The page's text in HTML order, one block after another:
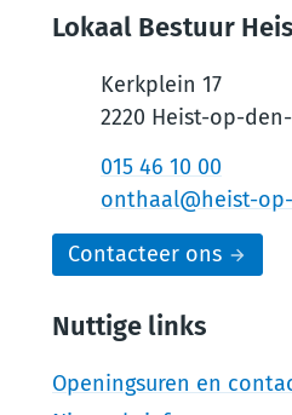
Lokaal Bestuur
Kerkplein 17
,
2220 Heist-op-
015 46 10 00
E-mailonthaal@heist-
Contacteer ons
Nuttige links
Openingsuren en